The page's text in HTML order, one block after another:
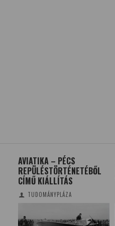
AVIATIKA – PÉCS
REPÜLÉSTÖRTÉNETÉBŐL
CÍMŰ KIÁLLÍTÁS
TUDOMÁNYPLÁZA